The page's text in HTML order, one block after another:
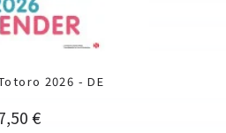
2026 - DE
€